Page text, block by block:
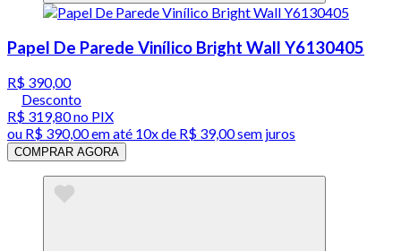
Papel De Parede Vinílico Bright Wall Y6130405
R$ 390,00
Desconto
R$ 319,80no PIX
ou R$ 390,00em até 10x de R$ 39,00 sem juros
COMPRAR AGORA